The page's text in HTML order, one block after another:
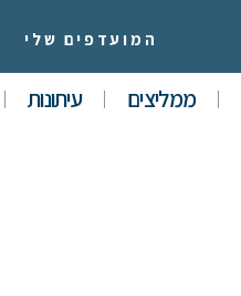
המועדפים שלי
ממליצים עיתונות